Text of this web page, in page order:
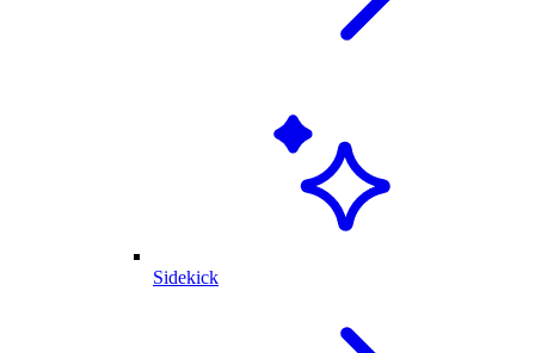
Sidekick